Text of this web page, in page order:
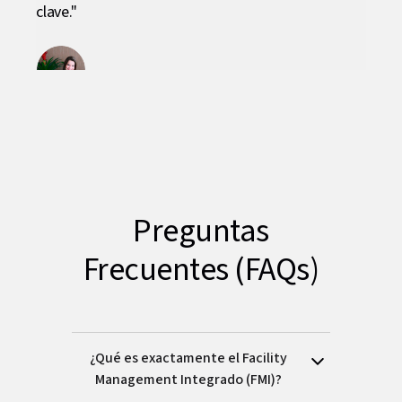
clave."
Preguntas
Frecuentes (FAQs)
¿Qué es exactamente el Facility
Management Integrado (FMI)?